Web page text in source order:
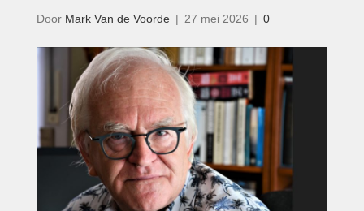
Door Mark Van de Voorde | 27 mei 2026 | 0